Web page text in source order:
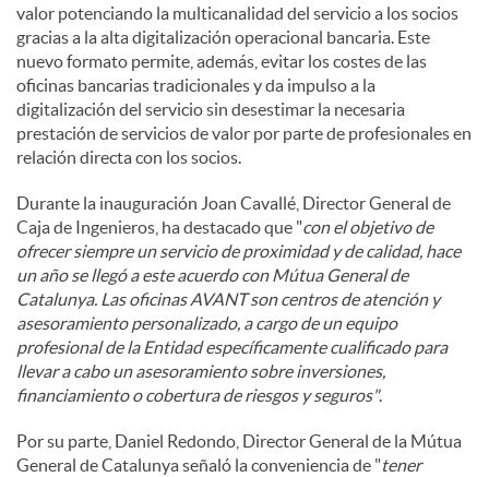
valor potenciando la multicanalidad del servicio a los socios
gracias a la alta digitalización operacional bancaria. Este
nuevo formato permite, además, evitar los costes de las
oficinas bancarias tradicionales y da impulso a la
digitalización del servicio sin desestimar la necesaria
prestación de servicios de valor por parte de profesionales en
relación directa con los socios.
Durante la inauguración Joan Cavallé, Director General de
Caja de Ingenieros, ha destacado que "con el objetivo de
ofrecer siempre un servicio de proximidad y de calidad, hace
un año se llegó a este acuerdo con Mútua General de
Catalunya. Las oficinas AVANT son centros de atención y
asesoramiento personalizado, a cargo de un equipo
profesional de la Entidad específicamente cualificado para
llevar a cabo un asesoramiento sobre inversiones,
financiamiento o cobertura de riesgos y seguros".
Por su parte, Daniel Redondo, Director General de la Mútua
General de Catalunya señaló la conveniencia de "tener